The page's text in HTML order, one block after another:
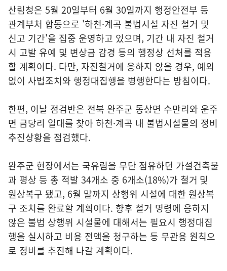
산림청은 5월 20일부터 6월 30일까지 행정안전부 등
관계부처 합동으로 '하천·계곡 불법시설 자진 철거 및
신고 기간'을 집중 운영하고 있으며, 기간 내 자진 철거
시 고발 유예 및 변상금 감경 등의 행정상 선처를 적용
할 계획이다. 다만, 자진철거에 응하지 않을 경우, 예외
없이 사법조치와 행정대집행을 병행한다는 방침이다.
한편, 이날 점검반은 전북 완주군 동상면 수만리와 운주
면 금당리 일대를 찾아 하천·계곡 내 불법시설물의 정비
추진상황을 점검했다.
완주군 현장에서는 국유림을 무단 점유하던 가설건축물
과 평상 등 총 적발 34개소 중 6개소(18%)가 철거 및
원상복구 됐고, 6월 말까지 상행위 시설에 대한 원상복
구 조치를 완료할 계획이다. 향후 철거 명령에 응하지
않은 불법 상행위 시설물에 대해서는 필요시 행정대집
행을 실시하고 비용 전액을 청구하는 등 무관용 원칙으
로 정비를 추진해 나갈 계획이다.